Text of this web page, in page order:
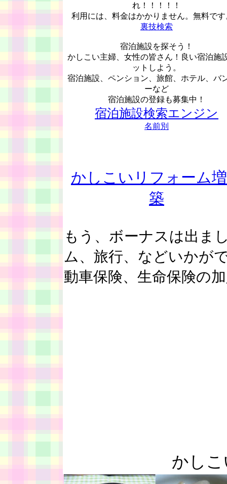
れ！！！！！
利用には、料金はかかりません。無料で
裏技検索
宿泊施設を探そう！
かしこい主婦、女性の皆さん！良い宿泊施
ットしよう。
宿泊施設、ペンション、旅館、ホテル、バ
ーなど
宿泊施設の登録も募集中！
宿泊施設検索エンジン
名前別
かしこいリフォーム
築
もう、ボーナスは出ま
ム、旅行、などいかが
動車保険、生命保険の
かし